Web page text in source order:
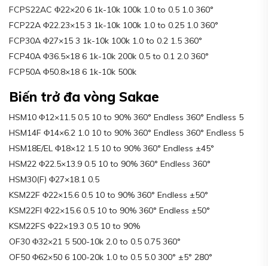
FCPS22AC Φ22×20 6 1k-10k 100k 1.0 to 0.5 1.0 360°
FCP22A Φ22.23×15 3 1k-10k 100k 1.0 to 0.25 1.0 360°
FCP30A Φ27×15 3 1k-10k 100k 1.0 to 0.2 1.5 360°
FCP40A Φ36.5×18 6 1k-10k 200k 0.5 to 0.1 2.0 360°
FCP50A Φ50.8×18 6 1k-10k 500k
Biến trở đa vòng Sakae
HSM10 Φ12×11.5 0.5 10 to 90% 360° Endless 360° Endless 5
HSM14F Φ14×6.2 1.0 10 to 90% 360° Endless 360° Endless 5
HSM18E/EL Φ18×12 1.5 10 to 90% 360° Endless ±45°
HSM22 Φ22.5×13.9 0.5 10 to 90% 360° Endless 360°
HSM30(F) Φ27×18.1 0.5
KSM22F Φ22×15.6 0.5 10 to 90% 360° Endless ±50°
KSM22FI Φ22×15.6 0.5 10 to 90% 360° Endless ±50°
KSM22FS Φ22×19.3 0.5 10 to 90%
OF30 Φ32×21 5 500-10k 2.0 to 0.5 0.75 360°
OF50 Φ62×50 6 100-20k 1.0 to 0.5 5.0 300° ±5° 280°